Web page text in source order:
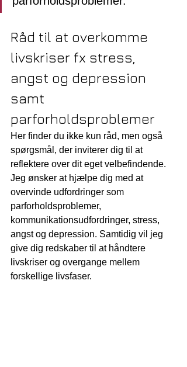
Råd til at overkomme
livskriser fx stress,
angst og depression
samt
parforholdsproblemer
Her finder du ikke kun råd, men også
spørgsmål, der inviterer dig til at
reflektere over dit eget velbefindende.
Jeg ønsker at hjælpe dig med at
overvinde udfordringer som
parforholdsproblemer,
kommunikationsudfordringer, stress,
angst og depression. Samtidig vil jeg
give dig redskaber til at håndtere
livskriser og overgange mellem
forskellige livsfaser.